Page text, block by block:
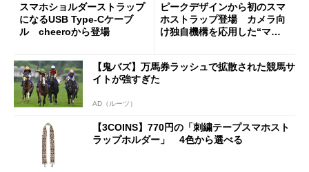
スマホショルダーストラップ
になるUSB Type-Cケーブ
ル cheeroから登場
ピークデザインから初のスマ
ホストラップ登場 カメラ向
け独自機構を応用した“マイ
【鬼バズ】万馬券ラッシュで拡散された競馬サ
イトが強すぎた
AD（ルーツ）
【3COINS】770円の「刺繍テープスマホスト
ラップホルダー」 4色から選べる